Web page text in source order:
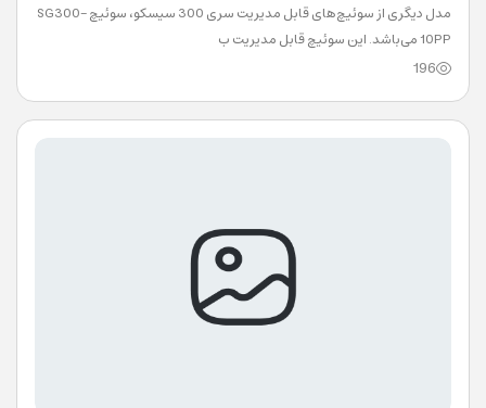
Business
مدل دیگری از سوئیچ‌های قابل‌ مدیریت سری 300 سیسکو، سوئیچ SG300-
10PP می‌باشد. این سوئیچ قابل مدیریت ب
196